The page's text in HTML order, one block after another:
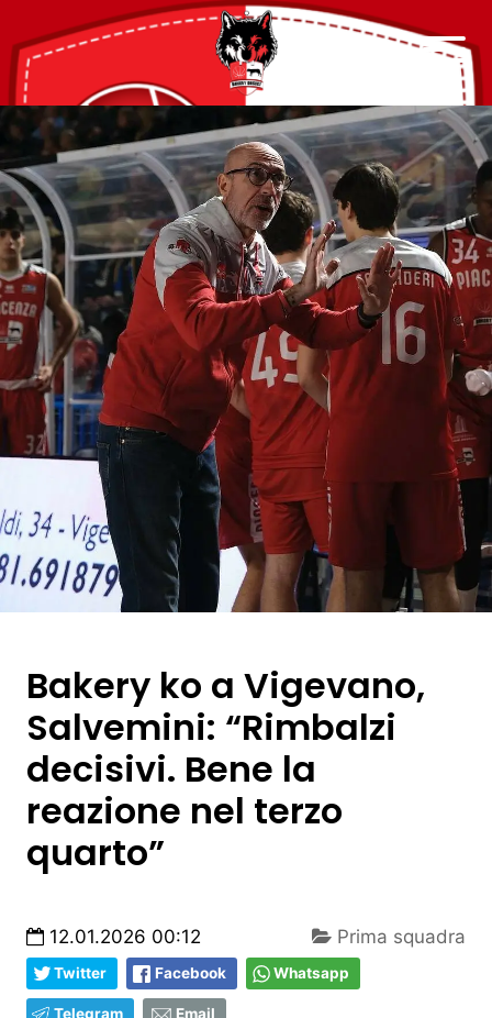
Bakery ko a Vigevano,
Salvemini: “Rimbalzi
decisivi. Bene la
reazione nel terzo
quarto”
12.01.2026 00:12 Prima squadra
Twitter Facebook Whatsapp
Telegram Email